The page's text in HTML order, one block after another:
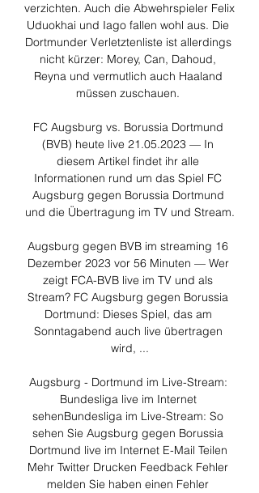
verzichten. Auch die Abwehrspieler Felix
Uduokhai und Iago fallen wohl aus. Die
Dortmunder Verletztenliste ist allerdings
nicht kürzer: Morey, Can, Dahoud,
Reyna und vermutlich auch Haaland
müssen zuschauen.
FC Augsburg vs. Borussia Dortmund
(BVB) heute live 21.05.2023 — In
diesem Artikel findet ihr alle
Informationen rund um das Spiel FC
Augsburg gegen Borussia Dortmund
und die Übertragung im TV und Stream.
Augsburg gegen BVB im streaming 16
Dezember 2023 vor 56 Minuten — Wer
zeigt FCA-BVB live im TV und als
Stream? FC Augsburg gegen Borussia
Dortmund: Dieses Spiel, das am
Sonntagabend auch live übertragen
wird, ...
Augsburg - Dortmund im Live-Stream:
Bundesliga live im Internet
sehenBundesliga im Live-Stream: So
sehen Sie Augsburg gegen Borussia
Dortmund live im Internet E-Mail Teilen
Mehr Twitter Drucken Feedback Fehler
melden Sie haben einen Fehler